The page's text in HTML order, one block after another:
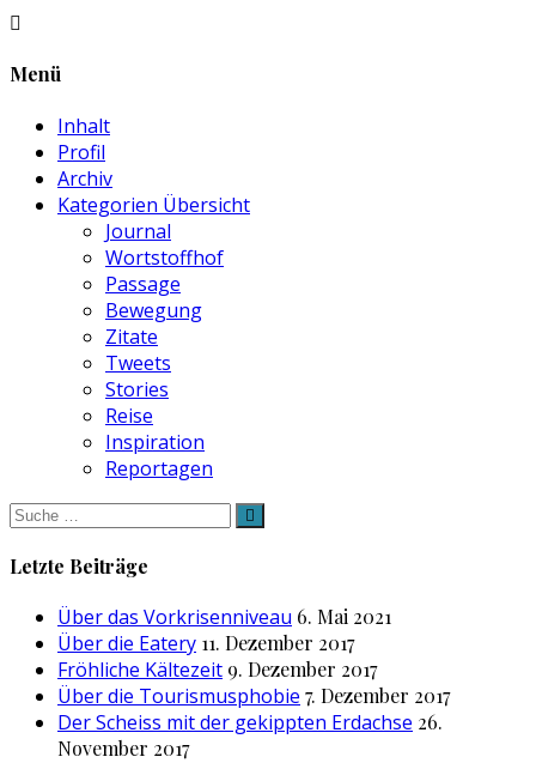
Menü
Inhalt
Profil
Archiv
Kategorien Übersicht
Journal
Wortstoffhof
Passage
Bewegung
Zitate
Tweets
Stories
Reise
Inspiration
Reportagen
Suche
nach:
Letzte Beiträge
Über das Vorkrisenniveau 6. Mai 2021
Über die Eatery 11. Dezember 2017
Fröhliche Kältezeit 9. Dezember 2017
Über die Tourismusphobie 7. Dezember 2017
Der Scheiss mit der gekippten Erdachse 26.
November 2017